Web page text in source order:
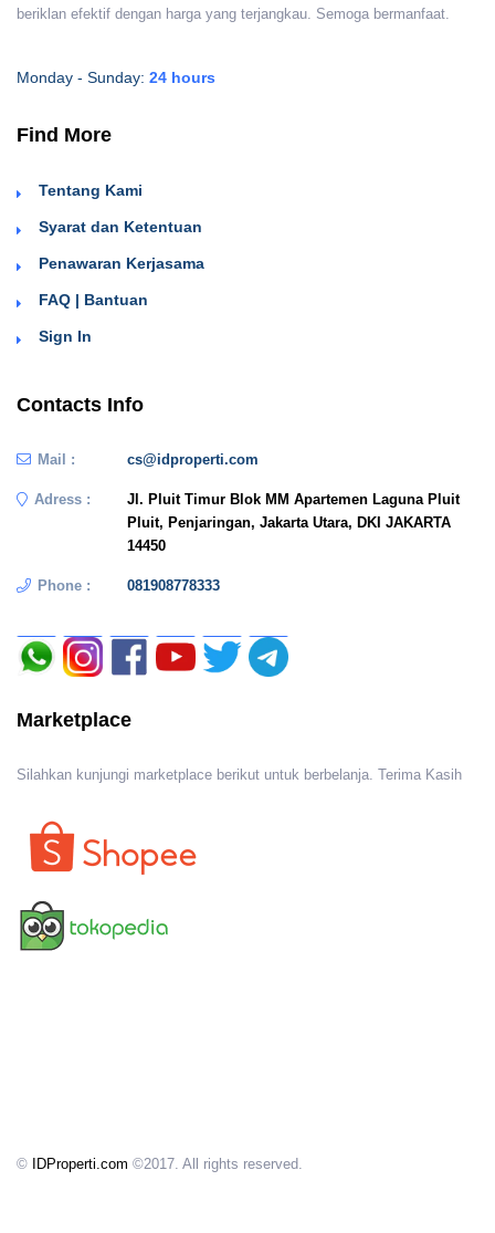
beriklan efektif dengan harga yang terjangkau. Semoga bermanfaat.
Monday - Sunday: 24 hours
Find More
Tentang Kami
Syarat dan Ketentuan
Penawaran Kerjasama
FAQ | Bantuan
Sign In
Contacts Info
Mail : cs@idproperti.com
Adress :
Jl. Pluit Timur Blok MM Apartemen Laguna Pluit
Pluit, Penjaringan, Jakarta Utara, DKI JAKARTA
14450
Phone : 081908778333
Marketplace
Silahkan kunjungi marketplace berikut untuk berbelanja. Terima Kasih
© IDProperti.com ©2017. All rights reserved.